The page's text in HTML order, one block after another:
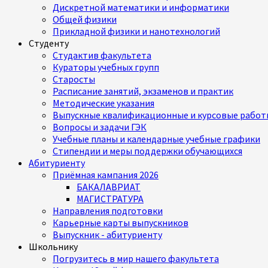
Дискретной математики и информатики
Общей физики
Прикладной физики и нанотехнологий
Студенту
Студактив факультета
Кураторы учебных групп
Старосты
Расписание занятий, экзаменов и практик
Методические указания
Выпускные квалификационные и курсовые
Вопросы и задачи ГЭК
Учебные планы и календарные учебные графики
Стипендии и меры поддержки обучающихся
Абитуриенту
Приёмная кампания 2026
БАКАЛАВРИАТ
МАГИСТРАТУРА
Направления подготовки
Карьерные карты выпускников
Выпускник - абитуриенту
Школьнику
Погрузитесь в мир нашего факультета